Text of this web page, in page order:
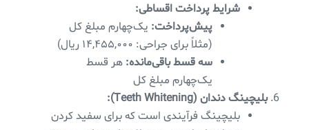
شرایط پرداخت اقساطی:
پیش‌پرداخت: یک‌چهارم مبلغ کل
(مثلاً برای جراحی: ۱۴,۴۵۵,۰۰۰ ریال)
سه قسط باقی‌مانده: هر قسط
یک‌چهارم مبلغ کل
بلیچینگ دندان (Teeth Whitening):
بلیچینگ فرآیندی است که برای سفید کردن